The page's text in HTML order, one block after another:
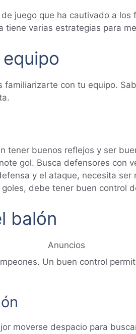
juego que ha cautivado a los
varias estrategias para
familiarizarte con tu equipo.
tener buenos reflejos y ser
gol. Busca defensores con
y el ataque, necesita
debe tener buen control
balón
Anuncios
Un buen control
moverse despacio para